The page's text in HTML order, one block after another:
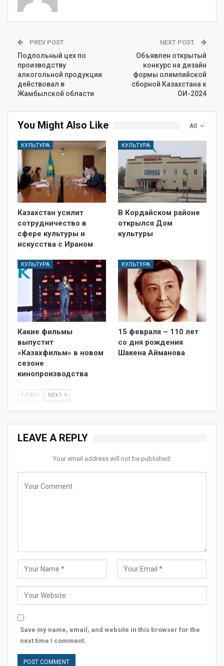
PREV POST
Подпольный цех по
производству
алкогольной продукции
действовал в
Жамбылской области
NEXT POST
Объявлен открытый
конкурс на дизайн
формы олимпийской
сборной Казахстана к
ОИ-2024
All
You Might Also Like
КУЛЬТУРА
Казахстан усилит
сотрудничество в
сфере культуры и
искусства с Ираном
КУЛЬТУРА
В Кордайском районе
открылся Дом
культуры
КУЛЬТУРА
Какие фильмы
выпустит
«Казахфильм» в новом
сезоне
кинопроизводства
КУЛЬТУРА
15 февраля – 110 лет
со дня рождения
Шакена Айманова
PREV NEXT
LEAVE A REPLY
Your email address will not be published.
Save my name, email, and website in this browser for the
next time I comment.